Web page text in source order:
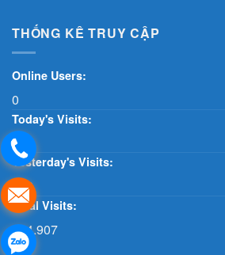
THỐNG KÊ TRUY CẬP
Online Users:
0
Today's Visits:
38
Yesterday's Visits:
269
Total Visits:
414.907